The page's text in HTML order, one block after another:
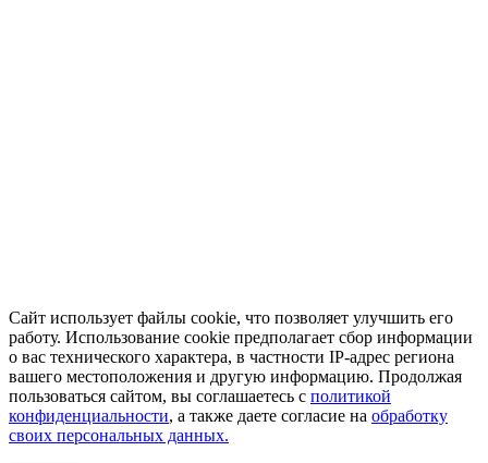
Сайт использует файлы cookie, что позволяет улучшить его
работу. Использование cookie предполагает сбор информации
о вас технического характера, в частности IP-адрес региона
вашего местоположения и другую информацию. Продолжая
пользоваться сайтом, вы соглашаетесь с политикой
конфиденциальности, а также даете согласие на обработку
своих персональных данных.